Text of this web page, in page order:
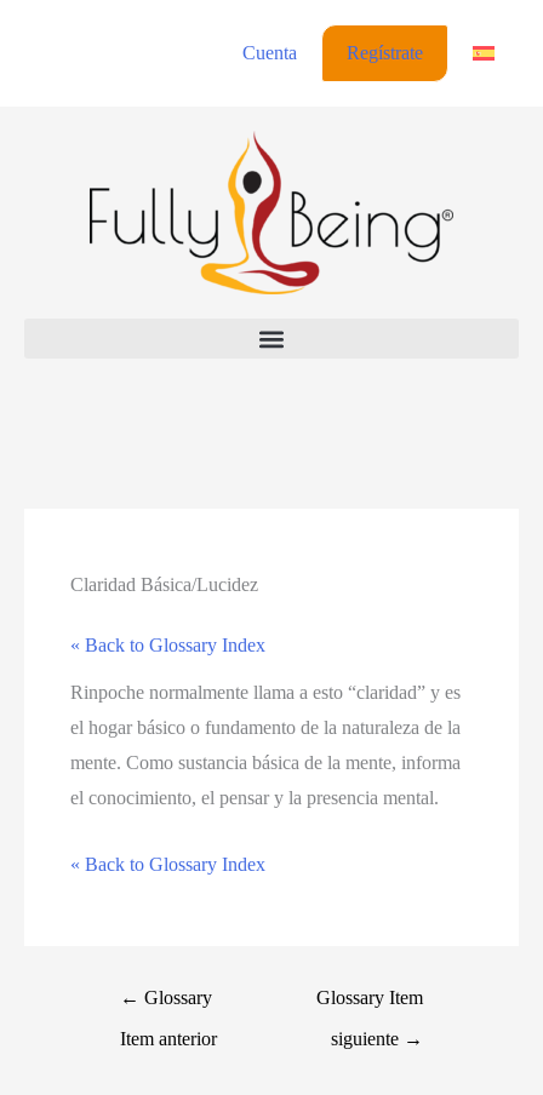
Cuenta Regístrate
Claridad Básica/Lucidez
« Back to Glossary Index
Rinpoche normalmente llama a esto “claridad” y es
el hogar básico o fundamento de la naturaleza de la
mente. Como sustancia básica de la mente, informa
el conocimiento, el pensar y la presencia mental.
« Back to Glossary Index
← Glossary
Item anterior
Glossary Item
siguiente →